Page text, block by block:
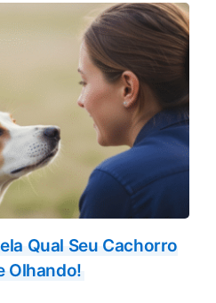
Qual Seu Cachorro
Olhando!